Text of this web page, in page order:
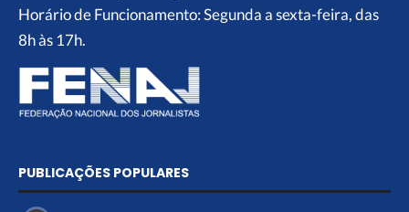
Horário de Funcionamento: Segunda a sexta-feira, das
8h às 17h.
PUBLICAÇÕES POPULARES